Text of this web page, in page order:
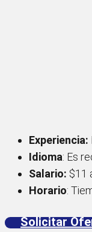
Experiencia:
Idioma: Es
Salario: $11
Horario:
Solicitar